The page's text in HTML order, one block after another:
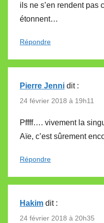
ils ne s’en rendent pas
étonnent…
Répondre
Pierre Jenni dit :
24 février 2018 à 19h11
Pffff…. vivement la
Aïe, c’est sûrement
Répondre
Hakim dit :
24 février 2018 à 20h35